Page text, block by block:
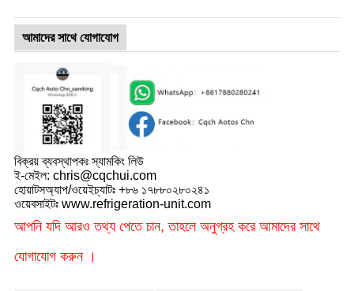
আমাদের সাথে যোগাযোগ
বিক্রয় ব্যবস্থাপকঃ স্যামকিং লিউ
ই-মেইল: chris@cqchui.com
হোয়াটসঅ্যাপ/ওয়েইচ্যাটঃ +৮৬ ১৭৮৮০২৮০২৪১
ওয়েবসাইটঃ www.refrigeration-unit.com
আপনি যদি আরও তথ্য পেতে চান, তাহলে অনুগ্রহ করে আমাদের সাথে
যোগাযোগ করুন ।